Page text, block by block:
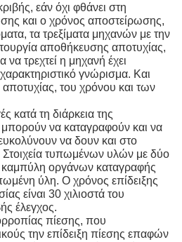
εάν όχι φθάνει στη
και ο χρόνος αποστείρωσης,
τα τρεξίματα μηχανών με την
αποθήκευσης αποτυχίας,
τρεχτεί η μηχανή έχει
γνώρισμα. Και
αποτυχίας, του χρόνου και των
κατά τη διάρκεια της
να καταγραφούν και να
να δουν και στο
τυπωμένων υλών με δύο
οργάνων καταγραφής
ύλη. Ο χρόνος επίδειξης
είναι 30 χιλιοστά του
έλεγχος.
πίεσης, που
την επίδειξη πίεσης επαφών